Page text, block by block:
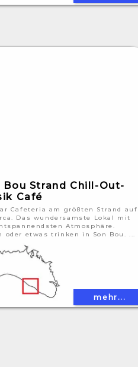
Bou Strand Chill-Out-
Café
Cafeteria am größten Strand auf
Das wundersamste Lokal mit
Atmosphäre.
oder etwas trinken in Son Bou. ...
mehr...